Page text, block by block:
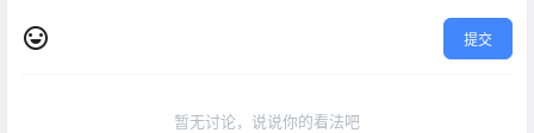
提交
暂无讨论，说说你的看法吧